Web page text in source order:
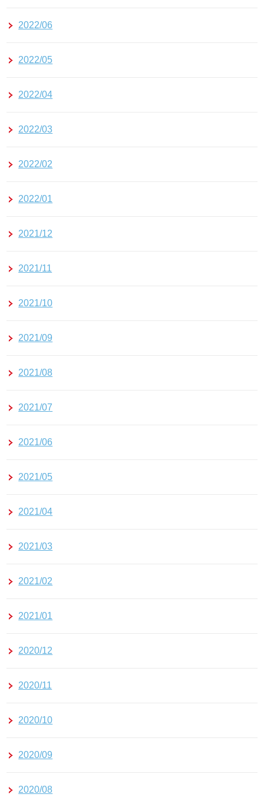
2022/06
2022/05
2022/04
2022/03
2022/02
2022/01
2021/12
2021/11
2021/10
2021/09
2021/08
2021/07
2021/06
2021/05
2021/04
2021/03
2021/02
2021/01
2020/12
2020/11
2020/10
2020/09
2020/08